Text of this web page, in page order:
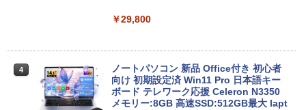
￥29,800
4
ノートパソコン 新品 Office付き 初心者
向け 初期設定済 Win11 Pro 日本語キー
ボード テレワーク応援 Celeron N3350
メモリー:8GB 高速SSD:512GB最大 lapt